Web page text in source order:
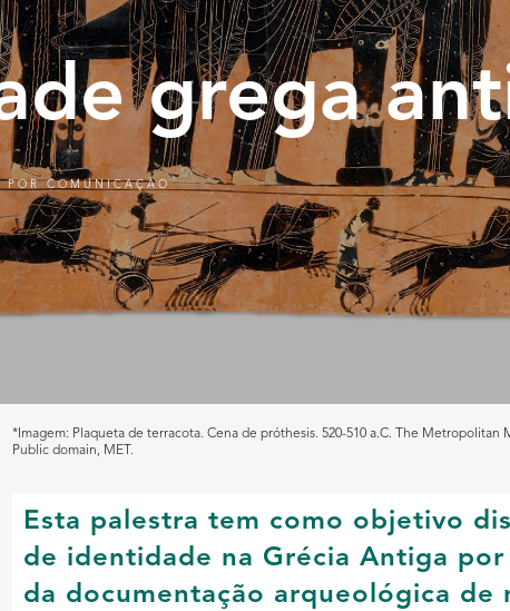
grega
PORCOMUNICAÇÃO
*Imagem: Plaqueta de terracota. Cena de próthesis. 520-510 a.C. The Metropolitan
Public domain, MET.
Esta palestra tem como objetivo
de identidade na Grécia Antiga por
da documentação arqueológica de